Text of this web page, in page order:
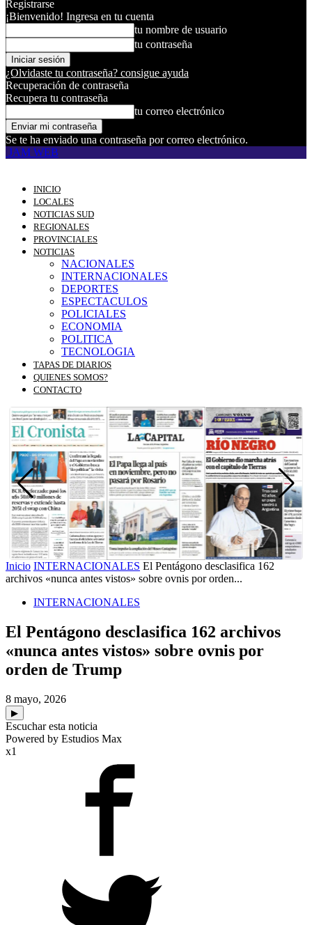
Registrarse
¡Bienvenido! Ingresa en tu cuenta
tu nombre de usuario
tu contraseña
¿Olvidaste tu contraseña? consigue ayuda
Recuperación de contraseña
Recupera tu contraseña
tu correo electrónico
Se te ha enviado una contraseña por correo electrónico.
JAM WEB
INICIO
LOCALES
NOTICIAS SUD
REGIONALES
PROVINCIALES
NOTICIAS
NACIONALES
INTERNACIONALES
DEPORTES
ESPECTACULOS
POLICIALES
ECONOMIA
POLITICA
TECNOLOGIA
TAPAS DE DIARIOS
QUIENES SOMOS?
CONTACTO
Inicio INTERNACIONALES El Pentágono desclasifica 162
archivos «nunca antes vistos» sobre ovnis por orden...
INTERNACIONALES
El Pentágono desclasifica 162 archivos
«nunca antes vistos» sobre ovnis por
orden de Trump
8 mayo, 2026
▶
Escuchar esta noticia
Powered by Estudios Max
x1